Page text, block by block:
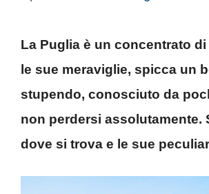
La Puglia è un concentrato
le sue meraviglie, spicca un
stupendo, conosciuto da
non perdersi assolutamente.
dove si trova e le sue